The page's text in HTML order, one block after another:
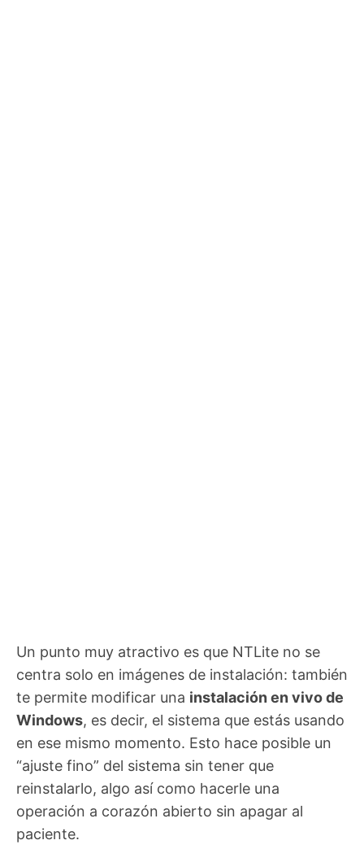
Un punto muy atractivo es que NTLite no se
centra solo en imágenes de instalación: también
te permite modificar una instalación en vivo de
Windows, es decir, el sistema que estás usando
en ese mismo momento. Esto hace posible un
“ajuste fino” del sistema sin tener que
reinstalarlo, algo así como hacerle una
operación a corazón abierto sin apagar al
paciente.